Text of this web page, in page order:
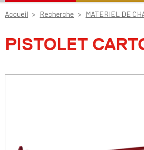
Accueil Recherche MATERIEL DE
PISTOLET